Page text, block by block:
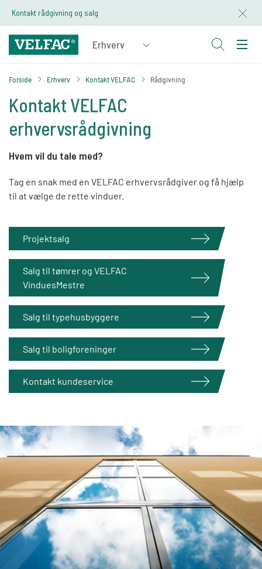
Kontakt rådgivning og salg
Forside Erhverv Kontakt VELFAC Rådgivning
Kontakt VELFAC
erhvervsrådgivning
Hvem vil du tale med?
Tag en snak med en VELFAC erhvervsrådgiver og få hjælp
til at vælge de rette vinduer.
Projektsalg
Salg til tømrer og VELFAC
VinduesMestre
Salg til typehusbyggere
Salg til boligforeninger
Kontakt kundeservice